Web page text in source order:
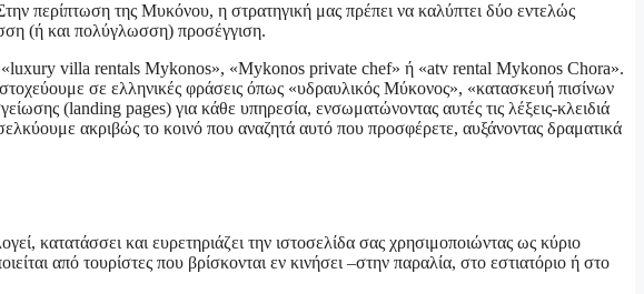
περίπτωση της Μυκόνου, η στρατηγική μας πρέπει να καλύπτει δύο εντελώς
(ή και πολύγλωσση) προσέγγιση.
«luxury villa rentals Mykonos», «Mykonos private chef» ή «atv rental Mykonos Chora».
στοχεύουμε σε ελληνικές φράσεις όπως «υδραυλικός Μύκονος», «κατασκευή πισίνων
(landing pages) για κάθε υπηρεσία, ενσωματώνοντας αυτές τις λέξεις-κλειδιά
ακριβώς το κοινό που αναζητά αυτό που προσφέρετε, αυξάνοντας δραματικά
κατατάσσει και ευρετηριάζει την ιστοσελίδα σας χρησιμοποιώντας ως κύριο
από τουρίστες που βρίσκονται εν κινήσει –στην παραλία, στο εστιατόριο ή στο